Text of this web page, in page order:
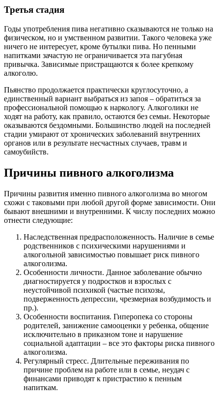
Третья стадия
Годы употребления пива негативно сказываются не только на
физическом, но и умственном развитии. Такого человека уже
ничего не интересует, кроме бутылки пива. Но пенными
напитками зачастую не ограничивается эта пагубная
привычка. Зависимые пристращаются к более крепкому
алкоголю.
Пьянство продолжается практически круглосуточно, а
единственный вариант выбраться из запоя – обратиться за
профессиональной помощью к наркологу. Алкоголики не
ходят на работу, как правило, остаются без семьи. Некоторые
оказываются бездомными. Большинство людей на последней
стадии умирают от хронических заболеваний внутренних
органов или в результате несчастных случаев, травм и
самоубийств.
Причины пивного алкоголизма
Причины развития именно пивного алкоголизма во многом
схожи с таковыми при любой другой форме зависимости. Они
бывают внешними и внутренними. К числу последних можно
отнести следующие:
Наследственная предрасположенность. Наличие в семье
родственников с психическими нарушениями и
алкогольной зависимостью повышает риск пивного
алкоголизма.
Особенности личности. Данное заболевание обычно
диагностируется у подростков и взрослых с
неустойчивой психикой (частые психозы,
подверженность депрессии, чрезмерная возбудимость и
пр.).
Особенности воспитания. Гиперопека со стороны
родителей, занижение самооценки у ребенка, общение
исключительно в приказном тоне и нарушение
социальной адаптации – все это факторы риска пивного
алкоголизма.
Регулярный стресс. Длительные переживания по
причине проблем на работе или в семье, неудач с
финансами приводят к пристрастию к пенным
напиткам.